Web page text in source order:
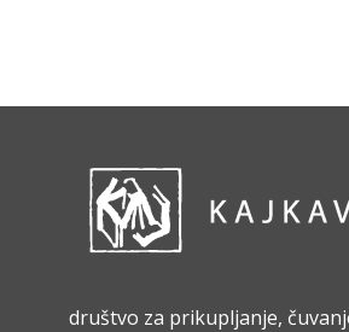
društvo za prikupljanje,